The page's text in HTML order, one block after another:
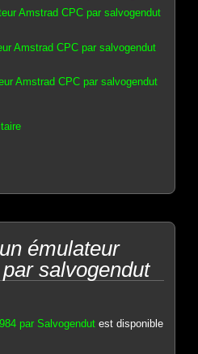
Amstrad CPC par salvogendut
Amstrad CPC par salvogendut
Amstrad CPC par salvogendut
émulateur
salvogendut
par Salvogendut est disponible